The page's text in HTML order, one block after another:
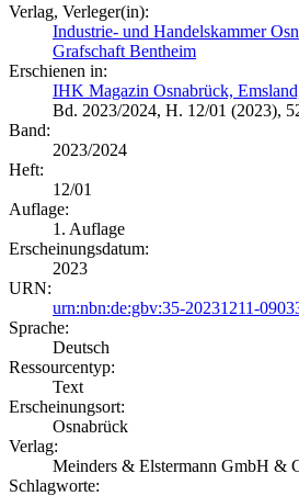
Verlag, Verleger(in):
Industrie- und Handelskammer
Grafschaft Bentheim
Erschienen in:
IHK Magazin Osnabrück,
Bd. 2023/2024, H. 12/01 (2023),
Band:
2023/2024
Heft:
12/01
Auflage:
1. Auflage
Erscheinungsdatum:
2023
URN:
urn:nbn:de:gbv:35-20231211-
Sprache:
Deutsch
Ressourcentyp:
Text
Erscheinungsort:
Osnabrück
Verlag:
Meinders & Elstermann GmbH &
Schlagworte: